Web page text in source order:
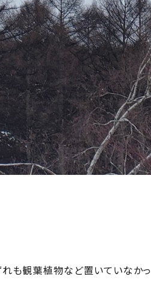
も観葉植物など置いていなかっ